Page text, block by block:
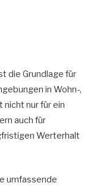
die Grundlage für
in Wohn-,
nicht nur für ein
auch für
Werterhalt
umfassende